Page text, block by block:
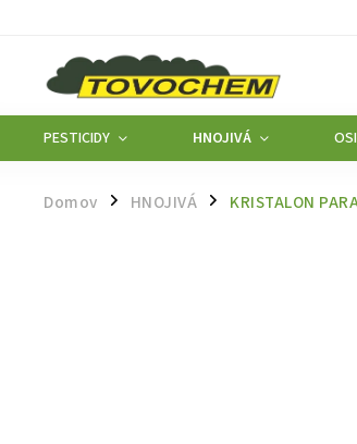
PESTICIDY HNOJIVÁ
Domov / HNOJIVÁ / KRISTALON